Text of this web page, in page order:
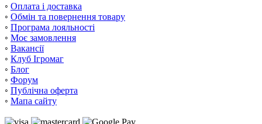
◦ Оплата і доставка
◦ Обмін та повернення товару
◦ Програма лояльності
◦ Моє замовлення
◦ Вакансії
◦ Клуб Ігромаг
◦ Блог
◦ Форум
◦ Публічна оферта
◦ Мапа сайту